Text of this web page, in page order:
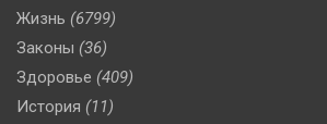
Жизнь (6799)
Законы (36)
Здоровье (409)
История (11)